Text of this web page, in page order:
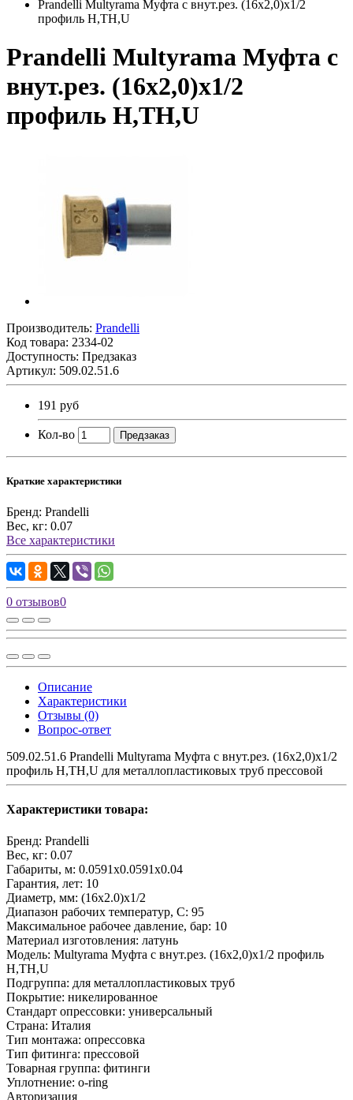
Prandelli Multyrama Муфта с внут.рез. (16х2,0)х1/2
профиль H,TH,U
Prandelli Multyrama Муфта с
внут.рез. (16х2,0)х1/2
профиль H,TH,U
Производитель: Prandelli
Код товара: 2334-02
Доступность: Предзаказ
Артикул: 509.02.51.6
191 руб
Кол-во Предзаказ
Краткие характеристики
Бренд: Prandelli
Вес, кг: 0.07
Все характеристики
0 отзывов0
Описание
Характеристики
Отзывы (0)
Вопрос-ответ
509.02.51.6 Prandelli Multyrama Муфта с внут.рез. (16х2,0)х1/2
профиль H,TH,U для металлопластиковых труб прессовой
Характеристики товара:
Бренд: Prandelli
Вес, кг: 0.07
Габариты, м: 0.0591x0.0591x0.04
Гарантия, лет: 10
Диаметр, мм: (16х2.0)х1/2
Диапазон рабочих температур, С: 95
Максимальное рабочее давление, бар: 10
Материал изготовления: латунь
Модель: Multyrama Муфта с внут.рез. (16х2,0)х1/2 профиль
H,TH,U
Подгруппа: для металлопластиковых труб
Покрытие: никелированное
Стандарт опрессовки: универсальный
Страна: Италия
Тип монтажа: опрессовка
Тип фитинга: прессовой
Товарная группа: фитинги
Уплотнение: o-ring
Авторизация